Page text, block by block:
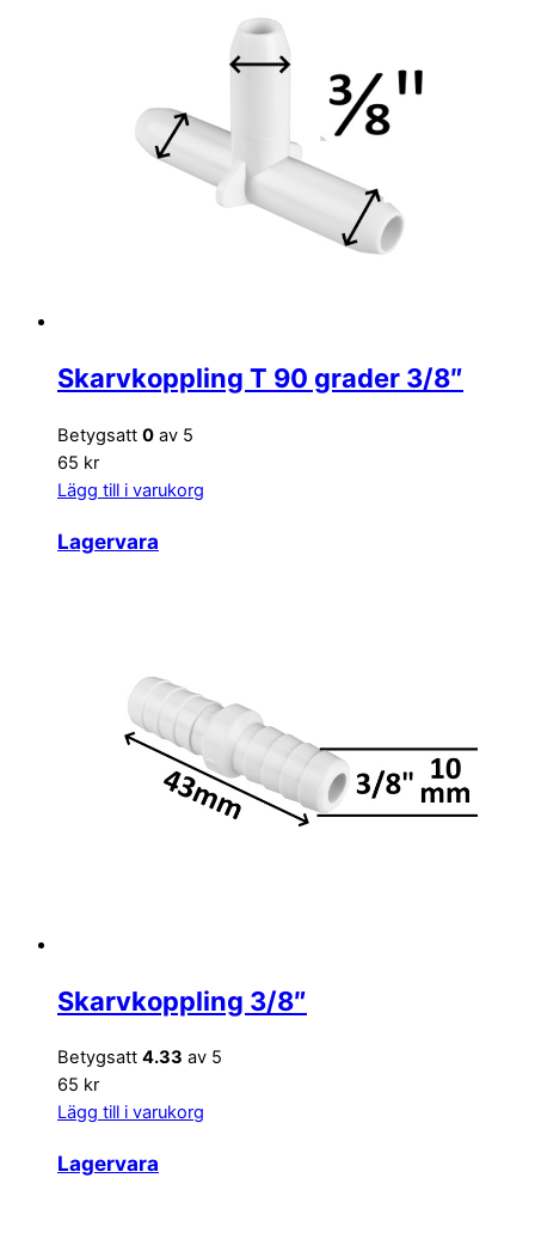
Skarvkoppling T 90 grader 3/8″
Betygsatt 0 av 5
65 kr
Lägg till i varukorg
Lagervara
Skarvkoppling 3/8″
Betygsatt 4.33 av 5
65 kr
Lägg till i varukorg
Lagervara